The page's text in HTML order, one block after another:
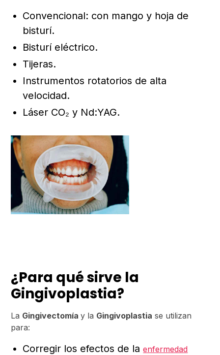
Convencional: con mango y hoja de
bisturí.
Bisturí eléctrico.
Tijeras.
Instrumentos rotatorios de alta
velocidad.
Láser CO₂ y Nd:YAG.
¿Para qué sirve la
Gingivoplastia?
La Gingivectomíay la Gingivoplastia se utilizan
para:
Corregir los efectos de laenfermedad